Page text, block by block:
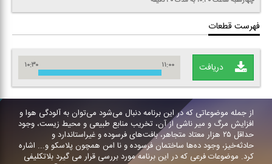
فهرست قطعات
دریافت ۱۰:۳۰ ۱۱:۰۰
از جمله موضوعاتی كه در این برنامه دنبال می‌شود می‌توان به آلودگی هوا و
افزایش مرگ و میر ناشی از آن، تخریب منابع طبیعی و محیط زیست، وجود
حداقل ۲۵ هزار معتاد متجاهر، بافت‌های فرسوده و غیراستاندارد و
حادثه‌خیز، وجود ده‌ها ساختمان فرسوده و نا امن همچون پلاسكو و... اشاره
كرد. موضوعات فرعی كه در این برنامه مورد بررسی قرار می گیرد بلاتكلیفی